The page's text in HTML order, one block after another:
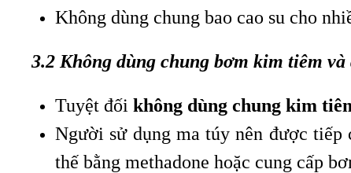
Không dùng chung bao cao su cho
3.2 Không dùng chung bơm kim tiêm
Tuyệt đối không dùng chung kim
Người sử dụng ma túy nên được tiếp
thế bằng methadone hoặc cung cấp